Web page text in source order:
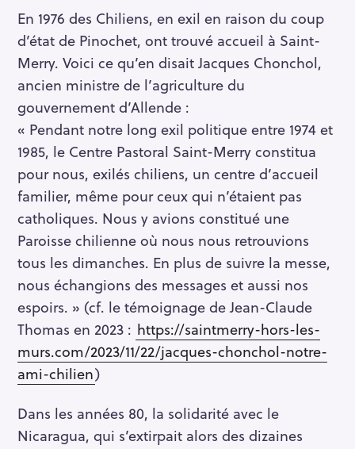
En 1976 des Chiliens, en exil en raison du coup
d’état de Pinochet, ont trouvé accueil à Saint-
Merry. Voici ce qu’en disait Jacques Chonchol,
ancien ministre de l’agriculture du
gouvernement d’Allende :
« Pendant notre long exil politique entre 1974 et
1985, le Centre Pastoral Saint-Merry constitua
pour nous, exilés chiliens, un centre d’accueil
familier, même pour ceux qui n’étaient pas
catholiques. Nous y avions constitué une
Paroisse chilienne où nous nous retrouvions
tous les dimanches. En plus de suivre la messe,
nous échangions des messages et aussi nos
espoirs. » (cf. le témoignage de Jean-Claude
Thomas en 2023 : https://saintmerry-hors-les-
murs.com/2023/11/22/jacques-chonchol-notre-
ami-chilien)
Dans les années 80, la solidarité avec le
Nicaragua, qui s’extirpait alors des dizaines